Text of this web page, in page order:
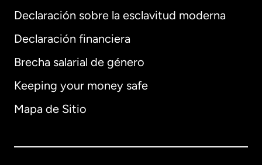
Declaración sobre la esclavitud moderna
Declaración financiera
Brecha salarial de género
Keeping your money safe
Mapa de Sitio
Internacional English
Alemania